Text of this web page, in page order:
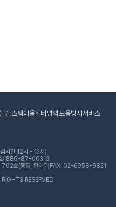
불법스팸대응센터 명의도용방지서비스
시간 12시 - 13시)
호: 886-87-00313
702호(중동, 필타운) FAX: 02-6958-9821
RESERVED.